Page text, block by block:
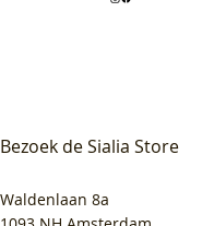
Bezoek de Sialia Store
Waldenlaan 8a